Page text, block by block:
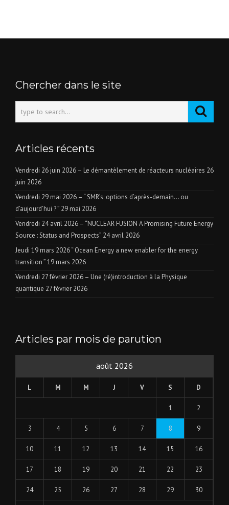
Chercher dans le site
Articles récents
Vendredi 26 juin 2026 – Le démantèlement de réacteurs nucléaires 26
juin 2026
Vendredi 29 mai 2026 – “ SMR’s: options d’après-demain… ou
d’aujourd’hui ? ” 29 mai 2026
Vendredi 24 avril 2026 – “NUCLEAR FUSION A Promising Future Energy
Source : Status and Prospects” 24 avril 2026
Jeudi 19 mars 2026 “ Ocean Energy a new enabler for the energy
transition ”19 mars 2026
Vendredi 27 février 2026 – Une (ré)introduction à la Physique
quantique 27 février 2026
Articles par mois de parution
août 2026
L M M J V S D
1 2
3 4 5 6 7 8 9
10 11 12 13 14 15 16
17 18 19 20 21 22 23
24 25 26 27 28 29 30